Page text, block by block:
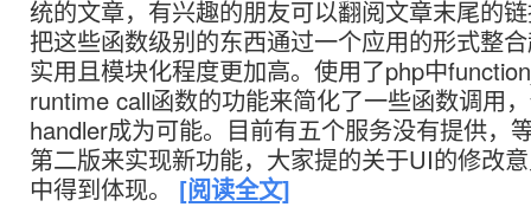
统的文章，有兴趣的朋友可以翻阅文章末尾的
把这些函数级别的东西通过一个应用的形式整
实用且模块化程度更加高。使用了php中
runtime call函数的功能来简化了一些函数调用
handler成为可能。目前有五个服务没有提供，
第二版来实现新功能，大家提的关于UI的修改
中得到体现。 [阅读全文]